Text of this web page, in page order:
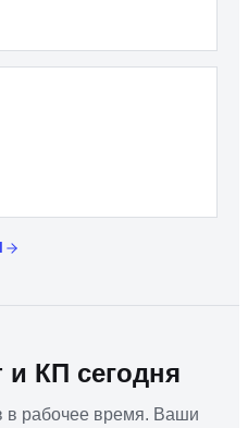
и КП сегодня
в рабочее время. Ваши